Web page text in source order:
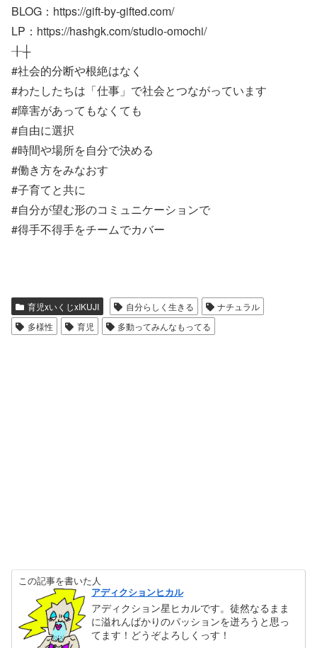
BLOG：https://gift-by-gifted.com/
LP：https://hashgk.com/studio-omochi/
╂┼
#社会的分断や根絶はなく
#わたしたちは「仕事」で社会とつながっています
#障害があってもなくても
#自由に選択
#時間や場所を自分で決める
#働き方をみなおす
#子育てと共に
#自分が望む形のコミュニケーションで
#得手不得手をチームでカバー
育児xいくじxIKUJI 自分らしく生きる
ナチュラル
多様性
育児 多動ってみんなもってる
この記事を書いた人
アディクションヒカル
アディクション星ヒカルです。徒然なるまま
に溢れんばかりのパッションを迸ろうと思っ
てます！どうぞよろしくっす！